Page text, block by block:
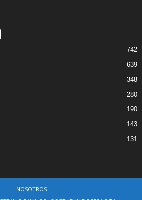
742
639
348
280
190
143
131
NOSOTROS